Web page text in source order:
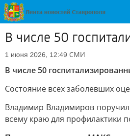
В числе 50
1 июня 2026, 12:49 СМИ
В числе 50
Состояние всех заболевших
Владимир Владимиров
всему краю для профилактики